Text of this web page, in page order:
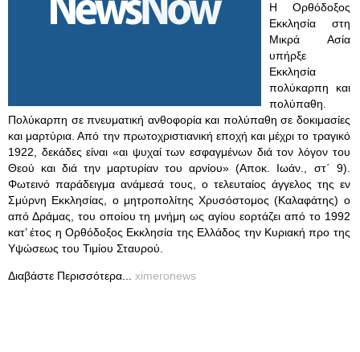
Η Ορθόδοξος
Εκκλησία στη
Μικρά Ασία
υπήρξε
Eκκλησία
πολύκαρπη και
πολύπαθη.
Πολύκαρπη σε πνευματική ανθοφορία και πολύπαθη σε δοκιμασίες
και μαρτύρια. Από την πρωτοχριστιανική εποχή και μέχρι το τραγικό
1922, δεκάδες είναι «αι ψυχαί των εσφαγμένων διά τον λόγον του
Θεού και διά την μαρτυρίαν του αρνίου» (Aποκ. Ιωάν., στ΄ 9).
Φωτεινό παράδειγμα ανάμεσά τους, ο τελευταίος άγγελος της εν
Σμύρνη Εκκλησίας, ο μητροπολίτης Χρυσόστομος (Καλαφάτης) ο
από Δράμας, του οποίου τη μνήμη ως αγίου εορτάζει από το 1992
κατ’ έτος η Ορθόδοξος Εκκλησία της Ελλάδος την Κυριακή προ της
Υψώσεως του Τιμίου Σταυρού.
Διαβάστε Περισσότερα... ximeronews